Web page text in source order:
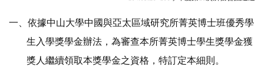
一、依據中山大學中國與亞太區域研究所菁英博士班優秀學
生入學獎學金辦法，為審查本所菁英博士學生獎學金獲
獎人繼續領取本獎學金之資格，特訂定本細則。